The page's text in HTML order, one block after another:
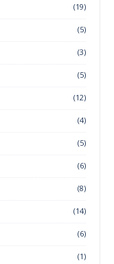
(19)
(5)
(3)
(5)
(12)
(4)
(5)
(6)
(8)
(14)
(6)
(1)